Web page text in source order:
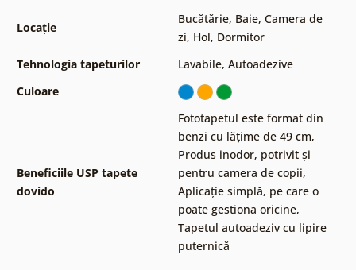
Locație
Bucătărie, Baie, Camera de
zi, Hol, Dormitor
Tehnologia tapeturilor
Lavabile, Autoadezive
Culoare
Beneficiile USP tapete
dovido
Fototapetul este format din
benzi cu lățime de 49 cm,
Produs inodor, potrivit și
pentru camera de copii,
Aplicație simplă, pe care o
poate gestiona oricine,
Tapetul autoadeziv cu lipire
puternică